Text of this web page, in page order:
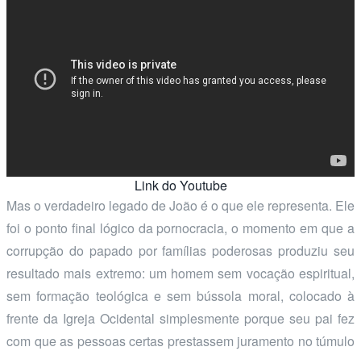
Link do Youtube
Mas o verdadeiro legado de João é o que ele representa. Ele
foi o ponto final lógico da pornocracia, o momento em que a
corrupção do papado por famílias poderosas produziu seu
resultado mais extremo: um homem sem vocação espiritual,
sem formação teológica e sem bússola moral, colocado à
frente da Igreja Ocidental simplesmente porque seu pai fez
com que as pessoas certas prestassem juramento no túmulo